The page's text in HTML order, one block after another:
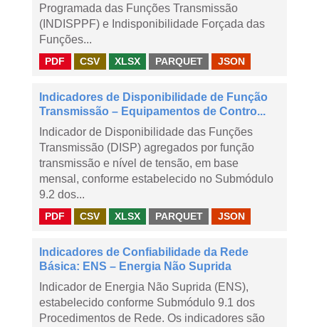
Programada das Funções Transmissão
(INDISPPF) e Indisponibilidade Forçada das
Funções...
PDF CSV XLSX PARQUET JSON
Indicadores de Disponibilidade de Função
Transmissão – Equipamentos de Contro...
Indicador de Disponibilidade das Funções
Transmissão (DISP) agregados por função
transmissão e nível de tensão, em base
mensal, conforme estabelecido no Submódulo
9.2 dos...
PDF CSV XLSX PARQUET JSON
Indicadores de Confiabilidade da Rede
Básica: ENS – Energia Não Suprida
Indicador de Energia Não Suprida (ENS),
estabelecido conforme Submódulo 9.1 dos
Procedimentos de Rede. Os indicadores são